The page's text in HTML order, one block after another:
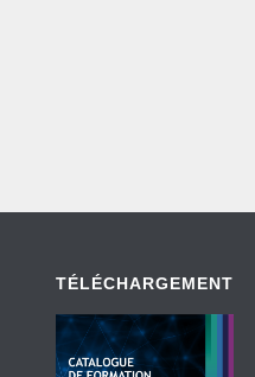
TÉLÉCHARGEMENT